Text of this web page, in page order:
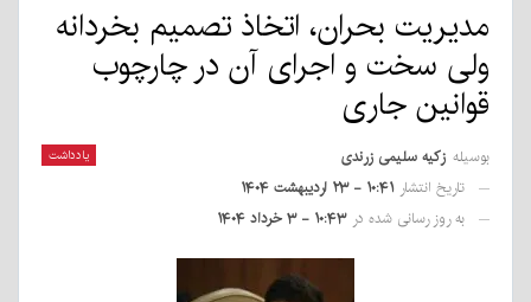
مدیریت بحران، اتخاذ تصمیم بخردانه
ولی سخت و اجرای آن در چارچوب
قوانین جاری
یادداشت بوسیله زکیه سلیمی زرندی
تاریخ انتشار ۱۰:۴۱ - ۲۳ اردیبهشت ۱۴۰۴
به روز رسانی شده در ۱۰:۴۳ - ۳ خرداد ۱۴۰۴